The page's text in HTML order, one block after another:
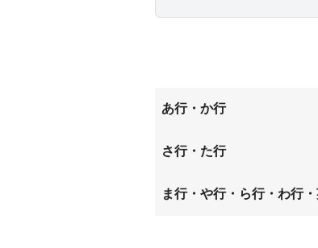
あ行・か行
泉台
さ行・た行
鈴蘭台北町
ま行・や行・ら行・わ行